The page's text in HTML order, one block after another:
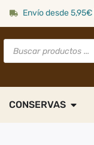
Envío desde
CONSERVAS